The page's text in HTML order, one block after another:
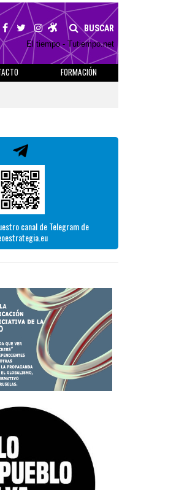
BUSCAR
El tiempo - Tutiempo.net
FORMACIÓN
canal de Telegram de